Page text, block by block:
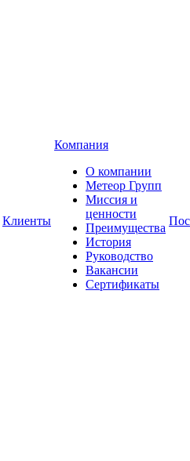
Клиенты
Компания
О компании
Метеор Групп
Миссия и
ценности
Преимущества
История
Руководство
Вакансии
Сертификаты